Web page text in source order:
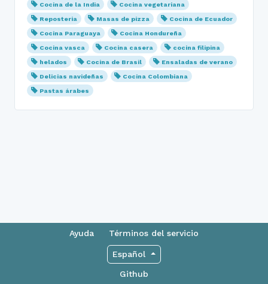
Cocina de la India
Cocina vegetariana
Reposteria
Masas de pizza
Cocina de Ecuador
Cocina Paraguaya
Cocina Hondureña
Cocina vasca
Cocina casera
cocina filipina
helados
Cocina de Brasil
Ensaladas de verano
Delicias navideñas
Cocina Colombiana
Pastas árabes
Ayuda Términos del servicio
Español
Github